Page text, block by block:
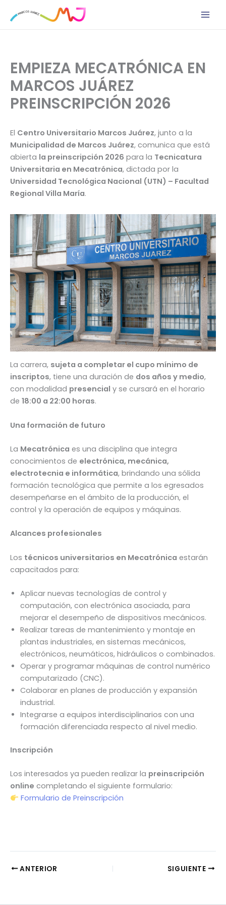
EMPIEZA MECATRÓNICA EN
MARCOS JUÁREZ
PREINSCRIPCIÓN 2026
El Centro Universitario Marcos Juárez, junto a la
Municipalidad de Marcos Juárez, comunica que está
abierta la preinscripción 2026 para la Tecnicatura
Universitaria en Mecatrónica, dictada por la
Universidad Tecnológica Nacional (UTN) – Facultad
Regional Villa María.
La carrera, sujeta a completar el cupo mínimo de
inscriptos, tiene una duración de dos años y medio,
con modalidad presencial y se cursará en el horario
de 18:00 a 22:00 horas.
Una formación de futuro
La Mecatrónica es una disciplina que integra
conocimientos de electrónica, mecánica,
electrotecnia e informática, brindando una sólida
formación tecnológica que permite a los egresados
desempeñarse en el ámbito de la producción, el
control y la operación de equipos y máquinas.
Alcances profesionales
Los técnicos universitarios en Mecatrónica estarán
capacitados para:
Aplicar nuevas tecnologías de control y
computación, con electrónica asociada, para
mejorar el desempeño de dispositivos mecánicos.
Realizar tareas de mantenimiento y montaje en
plantas industriales, en sistemas mecánicos,
electrónicos, neumáticos, hidráulicos o combinados.
Operar y programar máquinas de control numérico
computarizado (CNC).
Colaborar en planes de producción y expansión
industrial.
Integrarse a equipos interdisciplinarios con una
formación diferenciada respecto al nivel medio.
Inscripción
Los interesados ya pueden realizar la preinscripción
online completando el siguiente formulario:
Formulario de Preinscripción
ANTERIOR SIGUIENTE